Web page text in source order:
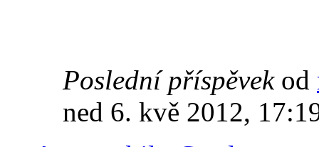
Poslední příspěvek od
ned 6. kvě 2012,